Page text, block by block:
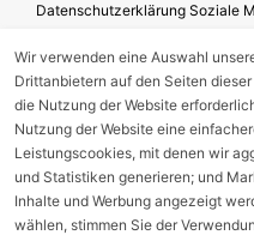
Datenschutzerklärung Soziale
Impressum
Unternehmensverantwortung
Gerätestörung melden
Wir verwenden eine Auswahl
Drittanbietern auf den Seiten
die Nutzung der Website
Nutzung der Website eine
Leistungscookies, mit denen wir
und Statistiken generieren; und
Inhalte und Werbung angezeigt
wählen, stimmen Sie der